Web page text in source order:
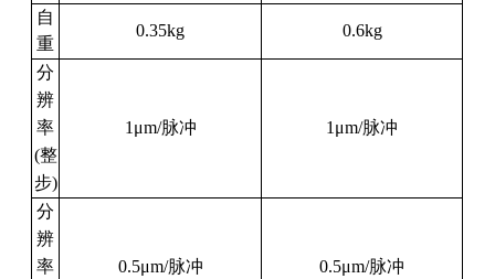
自
重
0.35kg 0.6kg
分
辨
率
(整
步)
1μm/脉冲 1μm/脉冲
分
辨
率
0.5μm/脉冲 0.5μm/脉冲